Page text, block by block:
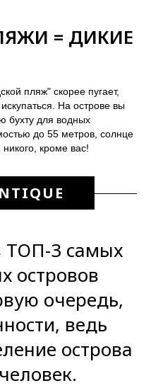
= ДИКИЕ
пляж" скорее пугает,
На острове вы
бухту для водных
до 55 метров, солнце
кроме вас!
ТОП-3 самых
островов
очередь,
ведь
острова